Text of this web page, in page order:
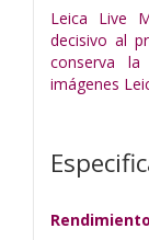
Leica Live
decisivo al
conserva la
imágenes